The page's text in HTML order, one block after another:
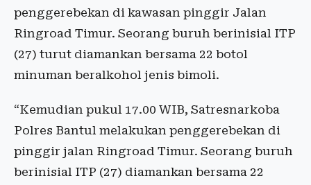
penggerebekan di kawasan pinggir Jalan
Ringroad Timur. Seorang buruh berinisial ITP
(27) turut diamankan bersama 22 botol
minuman beralkohol jenis bimoli.
“Kemudian pukul 17.00 WIB, Satresnarkoba
Polres Bantul melakukan penggerebekan di
pinggir jalan Ringroad Timur. Seorang buruh
berinisial ITP (27) diamankan bersama 22